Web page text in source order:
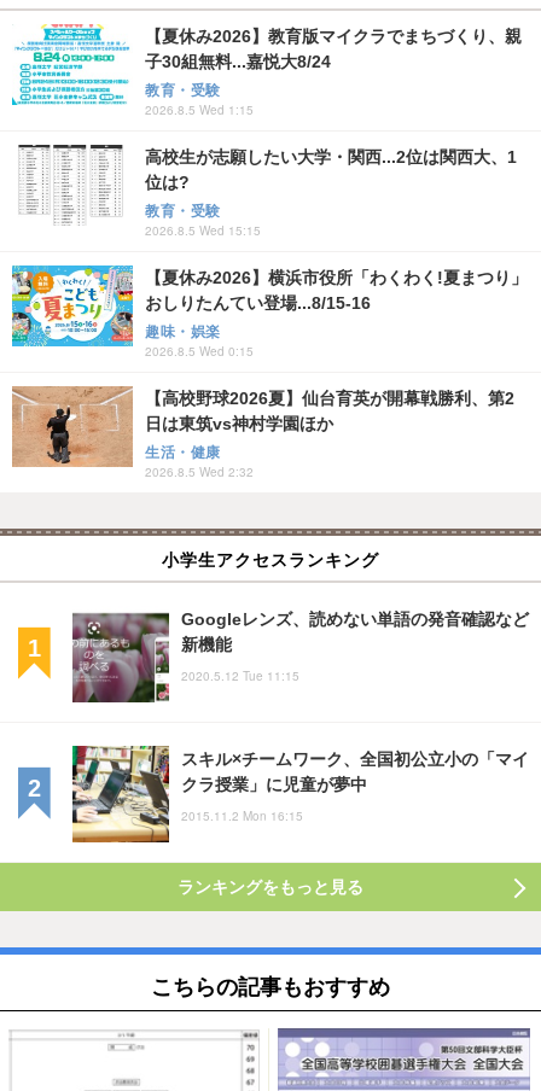
【夏休み2026】教育版マイクラでまちづくり、親
子30組無料...嘉悦大8/24
教育・受験
2026.8.5 Wed 1:15
高校生が志願したい大学・関西...2位は関西大、1
位は?
教育・受験
2026.8.5 Wed 15:15
【夏休み2026】横浜市役所「わくわく!夏まつり」
おしりたんてい登場...8/15-16
趣味・娯楽
2026.8.5 Wed 0:15
【高校野球2026夏】仙台育英が開幕戦勝利、第2
日は東筑vs神村学園ほか
生活・健康
2026.8.5 Wed 2:32
小学生アクセスランキング
Googleレンズ、読めない単語の発音確認など
新機能
2020.5.12 Tue 11:15
スキル×チームワーク、全国初公立小の「マイ
クラ授業」に児童が夢中
2015.11.2 Mon 16:15
ランキングをもっと見る
こちらの記事もおすすめ